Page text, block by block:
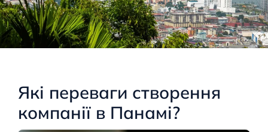
Які переваги створення
компанії в Панамі?